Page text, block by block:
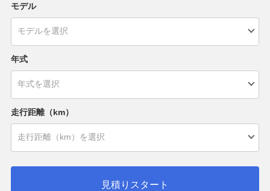
モデル
年式
走行距離（km）
見積りスタート